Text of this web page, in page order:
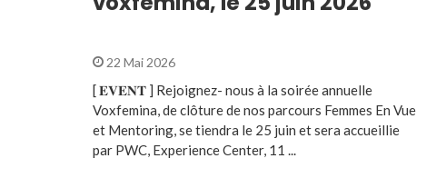
22 Mai 2026
[ 𝐄𝐕𝐄𝐍𝐓 ] Rejoignez- nous à la soirée annuelle
Voxfemina, de clôture de nos parcours Femmes En Vue
et Mentoring, se tiendra le 25 juin et sera accueillie
par PWC, Experience Center, 11 ...